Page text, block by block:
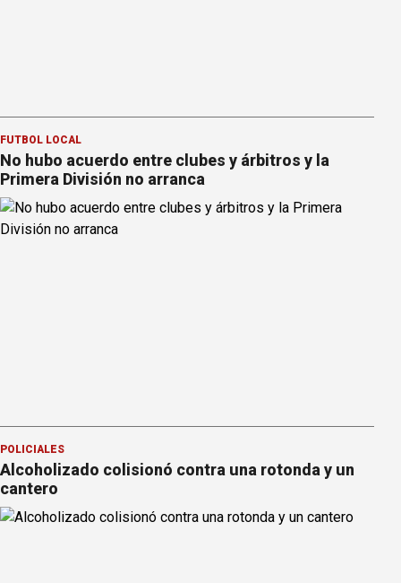
FÚTBOL LOCAL
No hubo acuerdo entre clubes y árbitros y la
Primera División no arranca
POLICIALES
Alcoholizado colisionó contra una rotonda y un
cantero